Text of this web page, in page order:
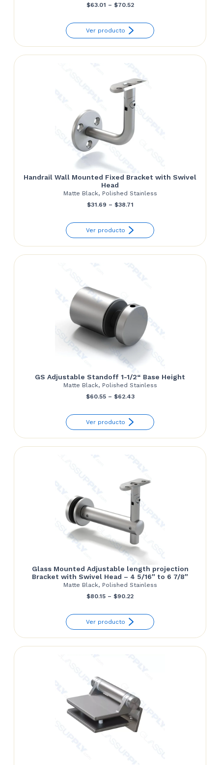
$63.01 – $70.52Price
$63.01
through
Ver producto
Handrail Wall Mounted Fixed Bracket with Swivel
Head
Matte Black, Polished Stainless
$31.69 – $38.71Price
$31.69
through
Ver producto
GS Adjustable Standoff 1-1/2“ Base Height
Matte Black, Polished Stainless
$60.55 – $62.43Price
$60.55
through
Ver producto
Glass Mounted Adjustable length projection
Bracket with Swivel Head – 4 5/16″ to 6 7/8″
Matte Black, Polished Stainless
$80.15 – $90.22Price
$80.15
through
Ver producto